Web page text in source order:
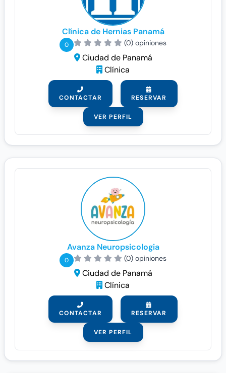
Clínica de Hernias Panamá
0 (0) opiniones
Ciudad de Panamá
Clínica
CONTACTAR RESERVAR
VER PERFIL
Avanza Neuropsicologia
0 (0) opiniones
Ciudad de Panamá
Clínica
CONTACTAR RESERVAR
VER PERFIL